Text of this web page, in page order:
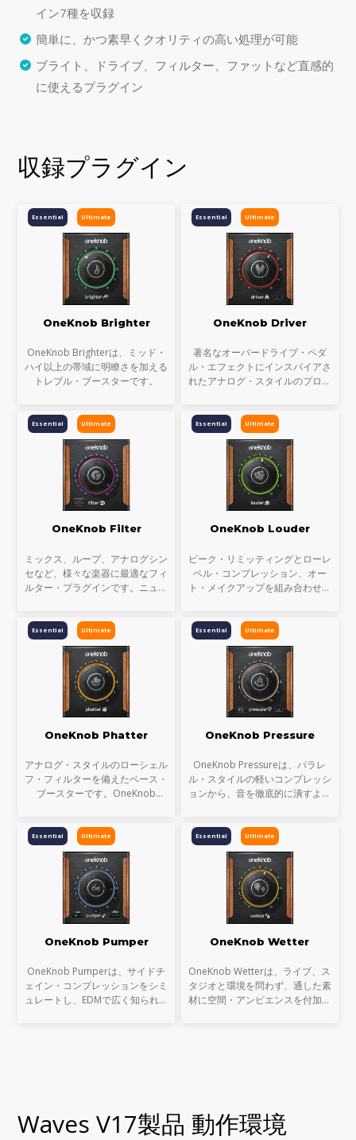
イン7種を収録
簡単に、かつ素早くクオリティの高い処理が可能
ブライト、ドライブ、フィルター、ファットなど直感的
に使えるプラグイン
収録プラグイン
Ultimate
Essential
OneKnob Brighter
OneKnob Brighterは、ミッド・
ハイ以上の帯域に明瞭さを加える
トレブル・ブースターです。
Ultimate
Essential
OneKnob Driver
著名なオーバードライブ・ペダ
ル・エフェクトにインスパイアさ
れたアナログ・スタイルのプロセ
Ultimate
Essential
OneKnob Filter
ミックス、ループ、アナログシン
セなど、様々な楽器に最適なフィ
ルター・プラグインです。ニュー
まで、多様なフィルター処理が可
能です。OneKnob Filt
Ultimate
Essential
OneKnob Louder
ピーク・リミッティングとローレ
ベル・コンプレッション、オー
ト・メイクアップを組み合わせる
ます。
Ultimate
Essential
OneKnob Phatter
アナログ・スタイルのローシェル
フ・フィルターを備えたベース・
ブースターです。OneKnob
す。
Ultimate
Essential
OneKnob Pressure
OneKnob Pressureは、パラレ
ル・スタイルの軽いコンプレッシ
ョンから、音を徹底的に潰すよう
端な値に設定すれば、強烈でダー
ティなサウンドを得ること
Ultimate
Essential
OneKnob Pumper
OneKnob Pumperは、サイドチ
ェイン・コンプレッションをシミ
ュレートし、EDMで広く知られる
Ultimate
Essential
OneKnob Wetter
OneKnob Wetterは、ライブ、ス
タジオと環境を問わず、通した素
材に空間・アンビエンスを付加す
Waves V17製品 動作環境